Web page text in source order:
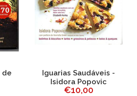
de
Iguarias Saudáveis -
Isidora Popovic
€10,00